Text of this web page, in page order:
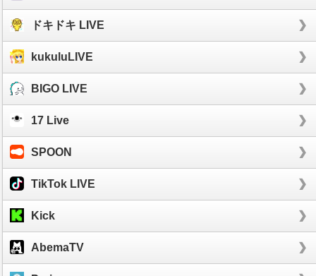
ドキドキ LIVE
kukuluLIVE
BIGO LIVE
17 Live
SPOON
TikTok LIVE
Kick
AbemaTV